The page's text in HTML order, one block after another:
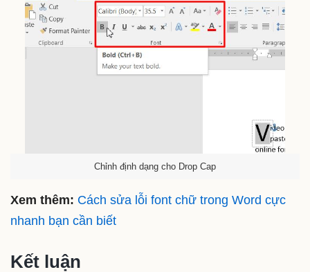
Chỉnh định dạng cho Drop Cap
Xem thêm: Cách sửa lỗi font chữ trong Word cực
nhanh bạn cần biết
Kết luận